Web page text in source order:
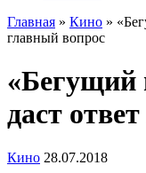
Главная » Кино »
главный вопрос
«Бегущий
даст
Кино 28.07.2018